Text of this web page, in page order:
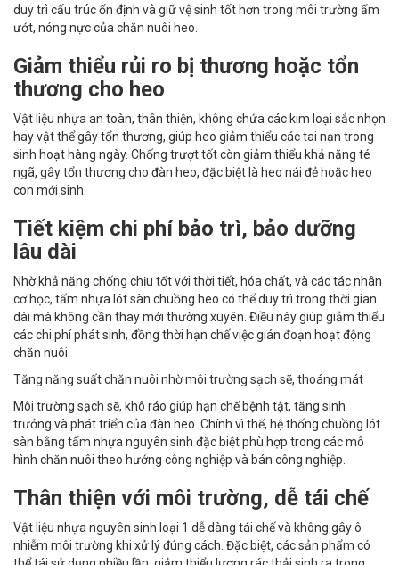
duy trì cấu trúc ổn định và giữ vệ sinh tốt hơn trong môi trường ẩm
ướt, nóng nực của chăn nuôi heo.
Giảm thiểu rủi ro bị thương hoặc tổn
thương cho heo
Vật liệu nhựa an toàn, thân thiện, không chứa các kim loại sắc nhọn
hay vật thể gây tổn thương, giúp heo giảm thiểu các tai nạn trong
sinh hoạt hàng ngày. Chống trượt tốt còn giảm thiểu khả năng té
ngã, gây tổn thương cho đàn heo, đặc biệt là heo nái đẻ hoặc heo
con mới sinh.
Tiết kiệm chi phí bảo trì, bảo dưỡng
lâu dài
Nhờ khả năng chống chịu tốt với thời tiết, hóa chất, và các tác nhân
cơ học, tấm nhựa lót sàn chuồng heo có thể duy trì trong thời gian
dài mà không cần thay mới thường xuyên. Điều này giúp giảm thiểu
các chi phí phát sinh, đồng thời hạn chế việc gián đoạn hoạt động
chăn nuôi.
Tăng năng suất chăn nuôi nhờ môi trường sạch sẽ, thoáng mát
Môi trường sạch sẽ, khô ráo giúp hạn chế bệnh tật, tăng sinh
trưởng và phát triển của đàn heo. Chính vì thế, hệ thống chuồng lót
sàn bằng tấm nhựa nguyên sinh đặc biệt phù hợp trong các mô
hình chăn nuôi theo hướng công nghiệp và bán công nghiệp.
Thân thiện với môi trường, dễ tái chế
Vật liệu nhựa nguyên sinh loại 1 dễ dàng tái chế và không gây ô
nhiễm môi trường khi xử lý đúng cách. Đặc biệt, các sản phẩm có